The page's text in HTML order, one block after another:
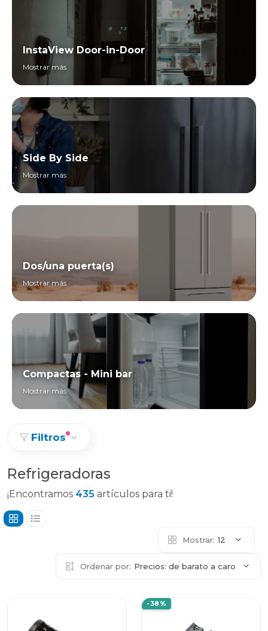
InstaView Door-in-Door
Mostrar más
Side By Side
Mostrar más
Dos/una puerta(s)
Mostrar más
Compactas - Mini bar
Mostrar más
Filtros
Refrigeradoras
¡Encontramos 435 artículos para ti!
Mostrar: 12
Ordenar por: Precios: de barato a caro
-38%